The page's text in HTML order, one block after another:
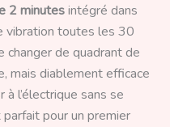
2 minutesintégré dans
vibration toutes les 30
changer de quadrant de
mais diablement efficace
l’électrique sans se
parfait pour un premier